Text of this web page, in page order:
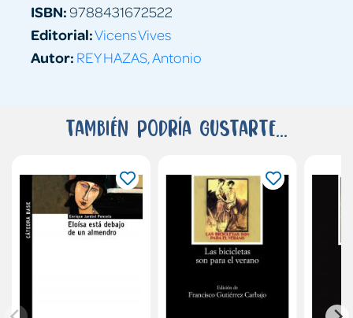
ISBN:9788431672522
Editorial:Vicens Vives
Autor: REY HAZAS, Antonio
También podría gustarte...